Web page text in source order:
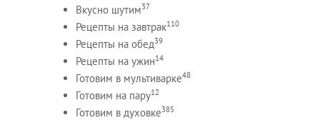
Вкусно шутим37
Рецепты на завтрак110
Рецепты на обед39
Рецепты на ужин14
Готовим в мультиварке48
Готовим на пару12
Готовим в духовке385